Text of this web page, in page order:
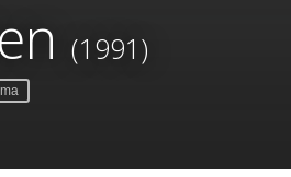
(1991)